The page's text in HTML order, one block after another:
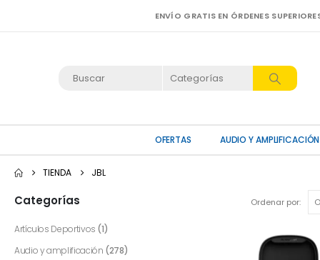
ENVÍO GRATIS EN ÓRDENES
OFERTAS AUDIO Y AMPLIFICACIÓN
TIENDA JBL
Ordenar por:
Categorías
Artículos Deportivos (1)
Audio y amplificación (278)